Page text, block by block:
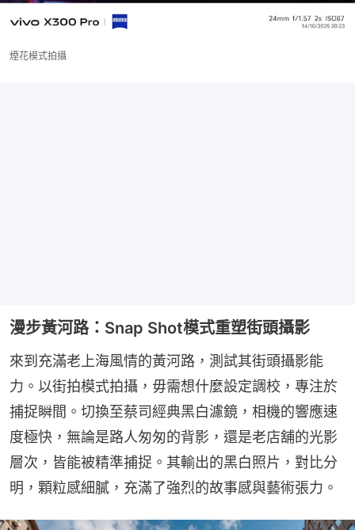
煙花模式拍攝
漫步黃河路：Snap Shot模式重塑街頭攝影
來到充滿老上海風情的黃河路，測試其街頭攝影能
力。以街拍模式拍攝，毋需想什麼設定調校，專注於
捕捉瞬間。切換至蔡司經典黑白濾鏡，相機的響應速
度極快，無論是路人匆匆的背影，還是老店舖的光影
層次，皆能被精準捕捉。其輸出的黑白照片，對比分
明，顆粒感細膩，充滿了強烈的故事感與藝術張力。